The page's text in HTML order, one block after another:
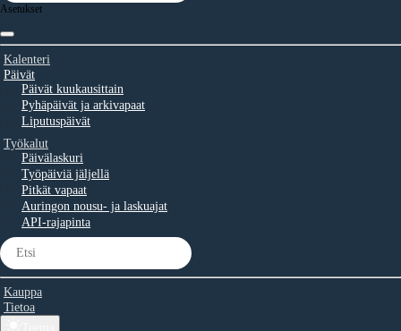
Asetukset
Kalenteri
Päivät
Päivät kuukausittain
Pyhäpäivät ja arkivapaat
Liputuspäivät
Työkalut
Päivälaskuri
Työpäiviä jäljellä
Pitkät vapaat
Auringon nousu- ja laskuajat
API-rajapinta
Kauppa
Tietoa